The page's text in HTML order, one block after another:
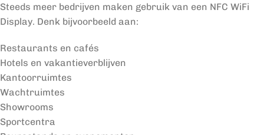
Steeds meer bedrijven maken gebruik van een NFC WiFi
Display. Denk bijvoorbeeld aan:
Restaurants en cafés
Hotels en vakantieverblijven
Kantoorruimtes
Wachtruimtes
Showrooms
Sportcentra